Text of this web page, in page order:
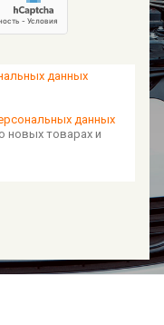
данных
данных
новых товарах и